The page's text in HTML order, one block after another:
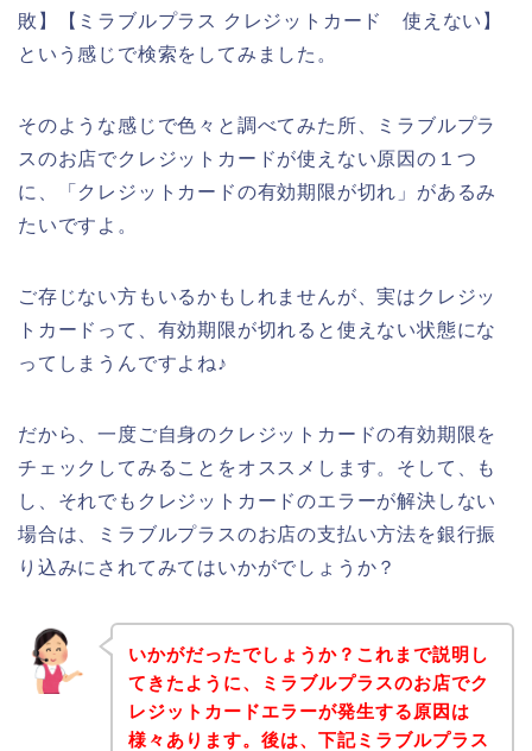
敗】【ミラブルプラス クレジットカード 使えない】
という感じで検索をしてみました。
そのような感じで色々と調べてみた所、ミラブルプラ
スのお店でクレジットカードが使えない原因の１つ
に、「クレジットカードの有効期限が切れ」があるみ
たいですよ。
ご存じない方もいるかもしれませんが、実はクレジッ
トカードって、有効期限が切れると使えない状態にな
ってしまうんですよね♪
だから、一度ご自身のクレジットカードの有効期限を
チェックしてみることをオススメします。そして、も
し、それでもクレジットカードのエラーが解決しない
場合は、ミラブルプラスのお店の支払い方法を銀行振
り込みにされてみてはいかがでしょうか？
いかがだったでしょうか？これまで説明し
てきたように、ミラブルプラスのお店でク
レジットカードエラーが発生する原因は
様々あります。後は、下記ミラブルプラス